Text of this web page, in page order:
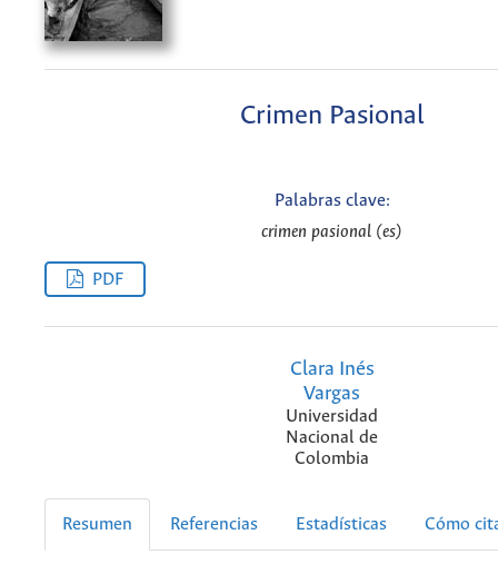
Crimen Pasional
Palabras clave:
crimen pasional (es)
PDF
Clara Inés
Vargas
Universidad
Nacional de
Colombia
Resumen Referencias Estadísticas Cómo